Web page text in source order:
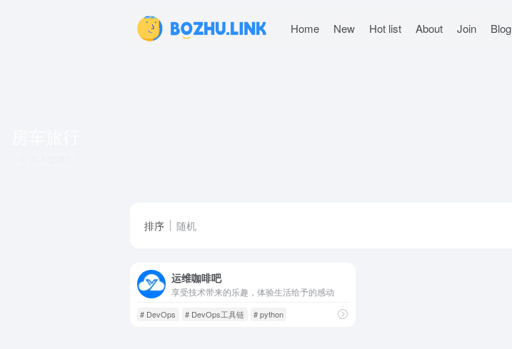
Home New Hot list About Join Blog
排序 随机
运维咖啡吧
享受技术带来的乐趣，体验生活给予的感动
# DevOps # DevOps工具链 # python